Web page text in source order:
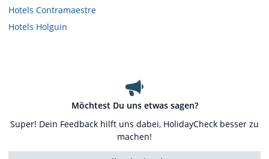
Hotels Contramaestre
Hotels Holguin
Möchtest Du uns etwas sagen?
Super! Dein Feedback hilft uns dabei, HolidayCheck besser zu
machen!